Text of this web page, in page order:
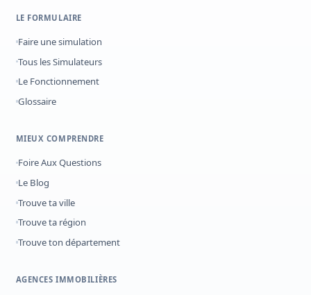
LE FORMULAIRE
Faire une simulation
Tous les Simulateurs
Le Fonctionnement
Glossaire
MIEUX COMPRENDRE
Foire Aux Questions
Le Blog
Trouve ta ville
Trouve ta région
Trouve ton département
AGENCES IMMOBILIÈRES